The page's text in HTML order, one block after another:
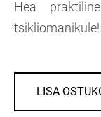
Hea
tsikliomanikule!
LISA